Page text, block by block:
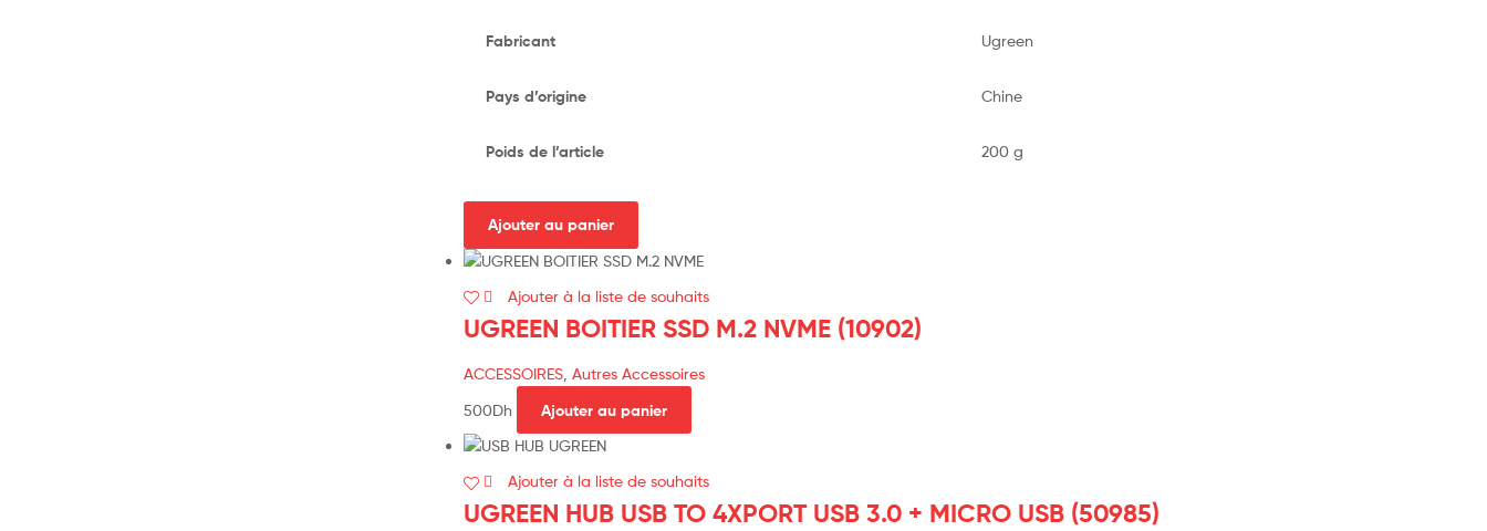
Fabricant ‎Ugreen
Pays d’origine ‎Chine
Poids de l’article ‎200 g
Ajouter au panier
Ajouter à la liste de souhaits
UGREEN BOITIER SSD M.2 NVME (10902)
ACCESSOIRES Autres Accessoires
500Dh Ajouter au panier
Ajouter à la liste de souhaits
UGREEN HUB USB TO 4XPORT USB 3.0 + MICRO USB (50985)